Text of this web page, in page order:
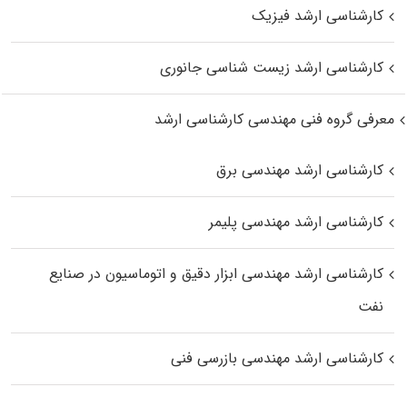
کارشناسی ارشد فیزیک
کارشناسی ارشد زیست‌ شناسی جانوری
معرفی گروه فنی مهندسی کارشناسی ارشد
کارشناسی ارشد مهندسی برق
کارشناسی ارشد مهندسی پلیمر
کارشناسی ارشد مهندسی ابزار دقیق و اتوماسیون در صنایع
نفت
کارشناسی ارشد مهندسی بازرسی فنی